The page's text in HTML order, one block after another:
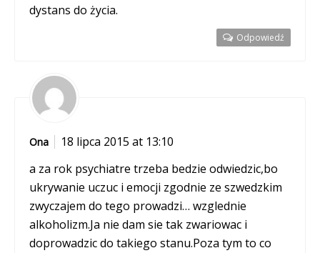
dystans do życia.
Odpowiedź
Ona
18 lipca 2015 at 13:10
a za rok psychiatre trzeba bedzie odwiedzic,bo
ukrywanie uczuc i emocji zgodnie ze szwedzkim
zwyczajem do tego prowadzi… wzglednie
alkoholizm.Ja nie dam sie tak zwariowac i
doprowadzic do takiego stanu.Poza tym to co